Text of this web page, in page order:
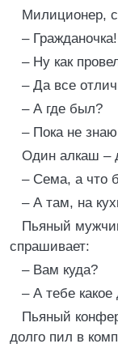
Милиционер,
–
– Ну как
– Да все
– А где был?
– Пока не
Один алкаш –
– Сема, а что
– А там, на
Пьяный
спрашивает:
– Вам куда?
– А тебе какое
Пьяный
долго пил в